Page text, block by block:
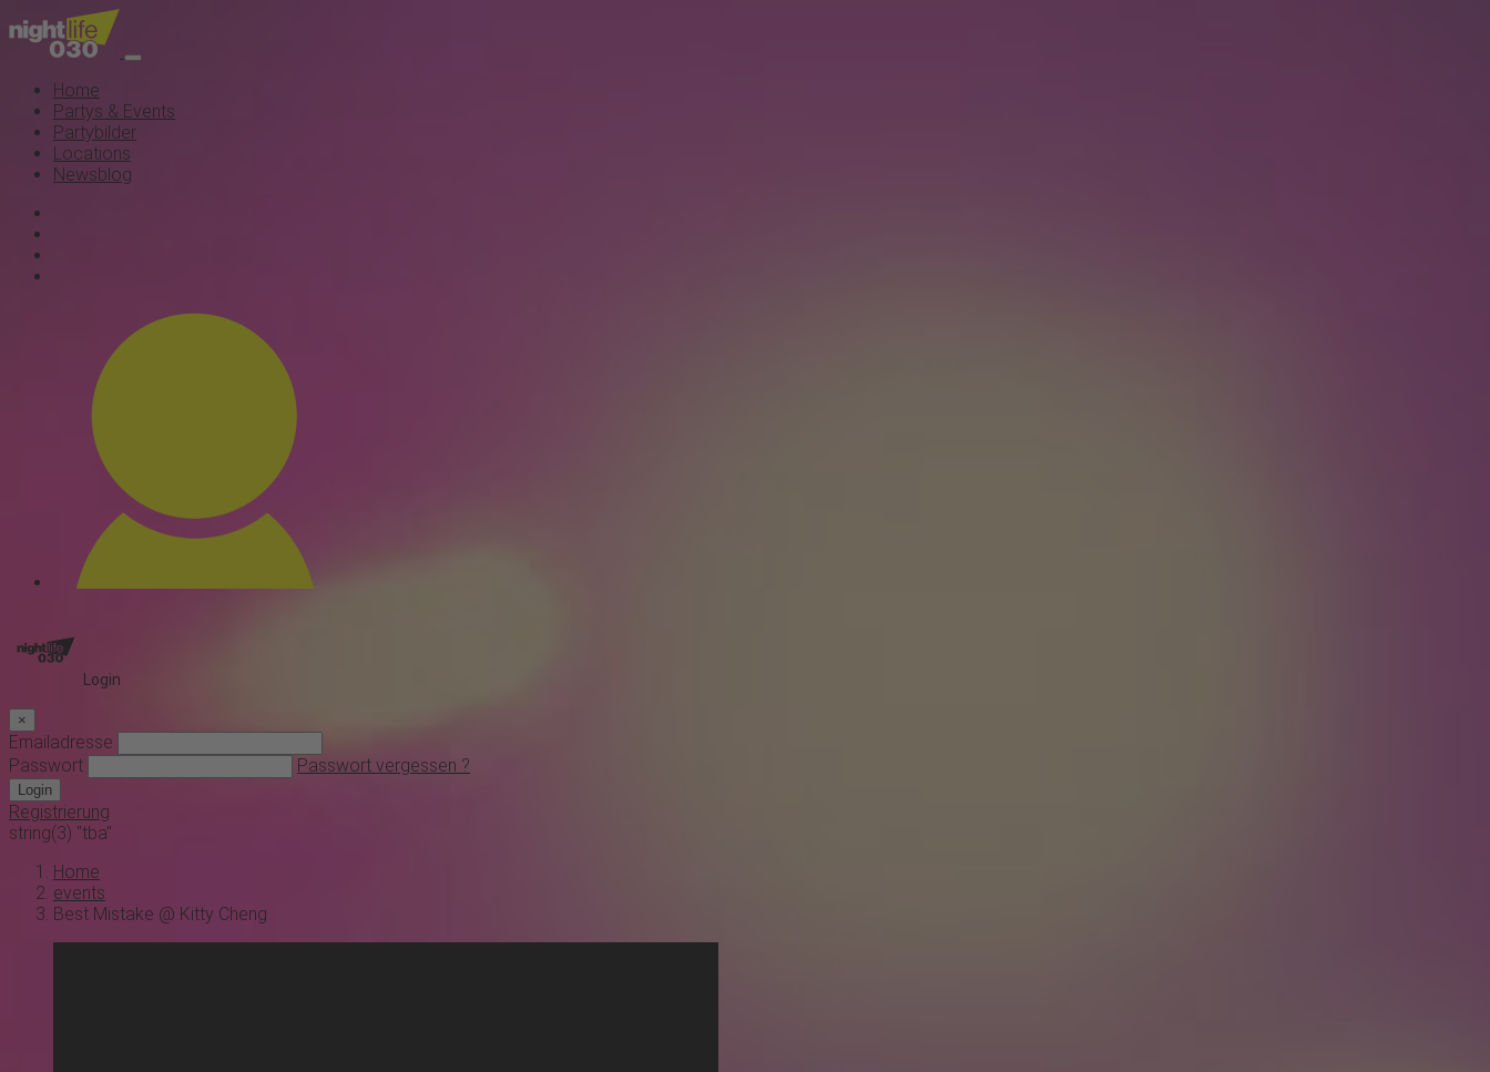
Home
Partys & Events
Partybilder
Locations
Newsblog
Login
×
Emailadresse
Passwort
Passwort vergessen ?
Login
Registrierung
string(3) "tba"
Home
events
Best Mistake @ Kitty Cheng